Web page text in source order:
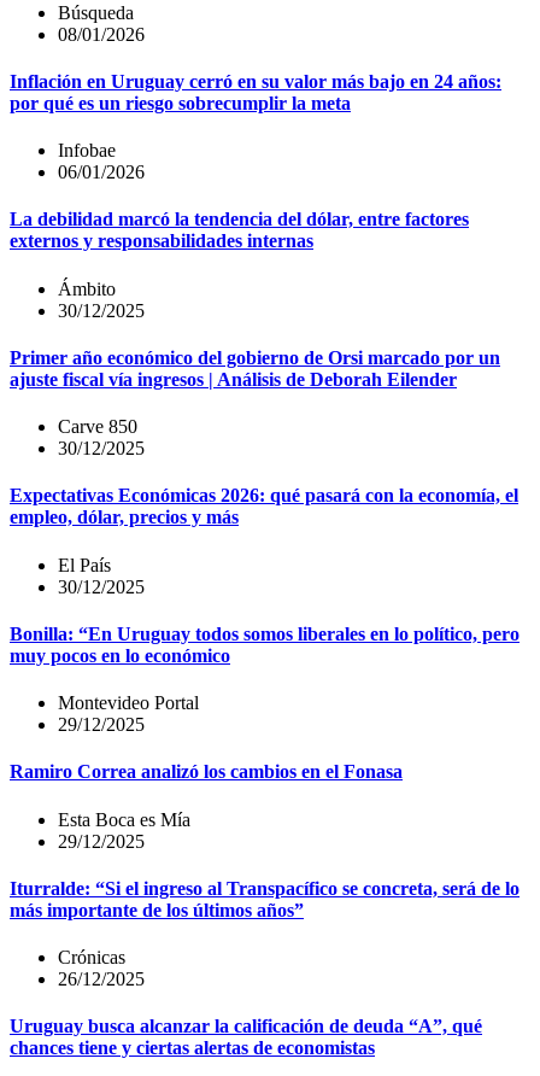
Búsqueda
08/01/2026
Inflación en Uruguay cerró en su valor más bajo en 24 años:
por qué es un riesgo sobrecumplir la meta
Infobae
06/01/2026
La debilidad marcó la tendencia del dólar, entre factores
externos y responsabilidades internas
Ámbito
30/12/2025
Primer año económico del gobierno de Orsi marcado por un
ajuste fiscal vía ingresos | Análisis de Deborah Eilender
Carve 850
30/12/2025
Expectativas Económicas 2026: qué pasará con la economía, el
empleo, dólar, precios y más
El País
30/12/2025
Bonilla: “En Uruguay todos somos liberales en lo político, pero
muy pocos en lo económico
Montevideo Portal
29/12/2025
Ramiro Correa analizó los cambios en el Fonasa
Esta Boca es Mía
29/12/2025
Iturralde: “Si el ingreso al Transpacífico se concreta, será de lo
más importante de los últimos años”
Crónicas
26/12/2025
Uruguay busca alcanzar la calificación de deuda “A”, qué
chances tiene y ciertas alertas de economistas